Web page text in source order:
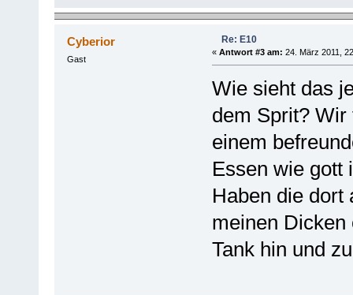
Cyberior
Gast
Re: E10
« Antwort #3 am: 24. März 2011,
Wie sieht das
dem Sprit?
einem
Essen wie gott
Haben die dort
meinen
Tank hin und